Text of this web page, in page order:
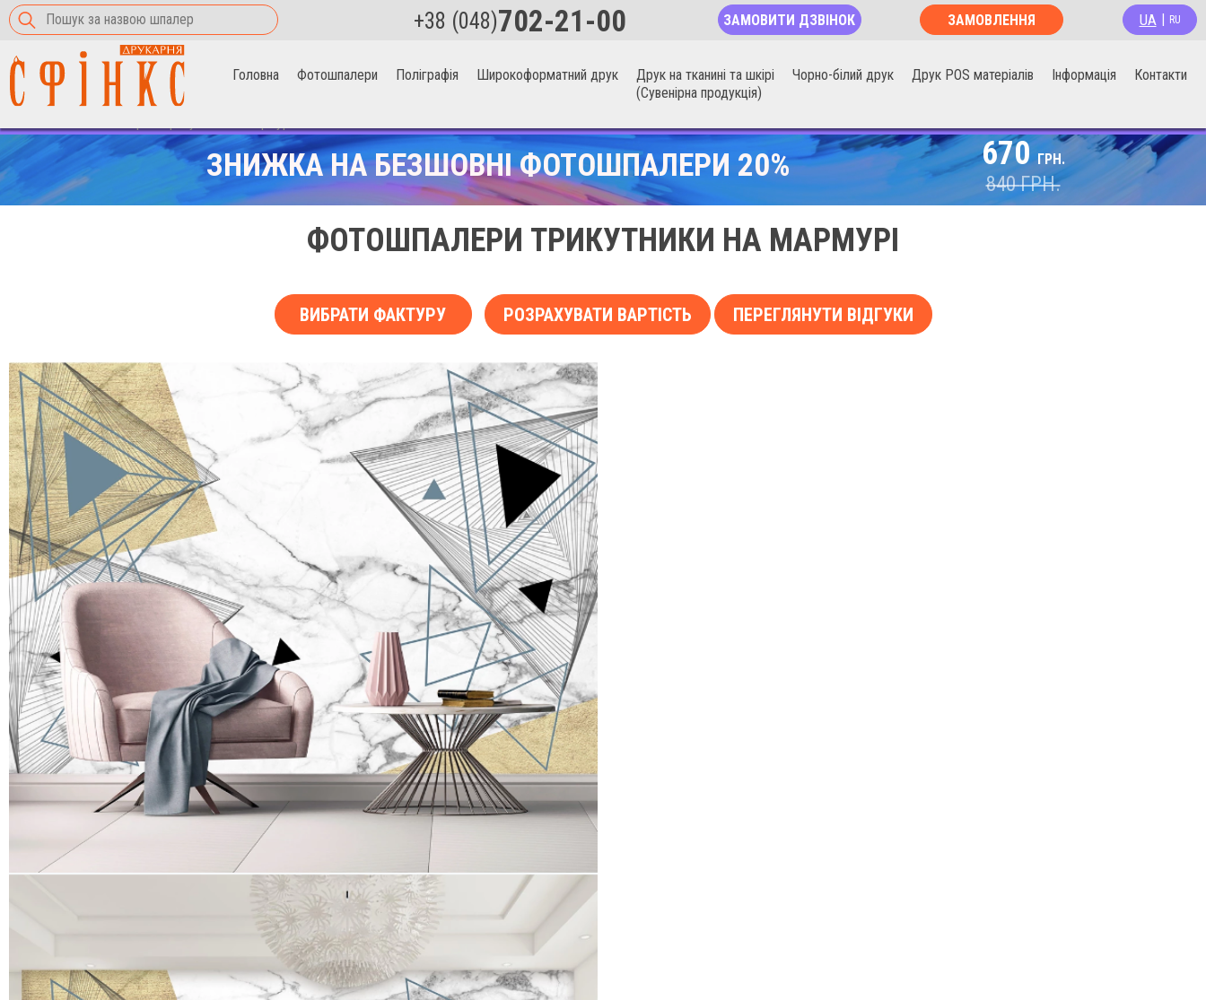
+38 (048)702-21-00 ЗАМОВИТИ ДЗВІНОК
ЗАМОВЛЕННЯ
UA RU
Головна Фотошпалери Поліграфія Широкоформатний друк
Друк на тканині та шкірі
(Сувенірна продукція)
Чорно-білий друк Друк POS матеріалів Інформація Контакти
ЗНИЖКА НА БЕЗШОВНІ ФОТОШПАЛЕРИ 20% 670ГРН.
840ГРН.
ФОТОШПАЛЕРИ ТРИКУТНИКИ НА МАРМУРІ
ВИБРАТИ ФАКТУРУ РОЗРАХУВАТИ ВАРТІСТЬ ПЕРЕГЛЯНУТИ ВІДГУКИ